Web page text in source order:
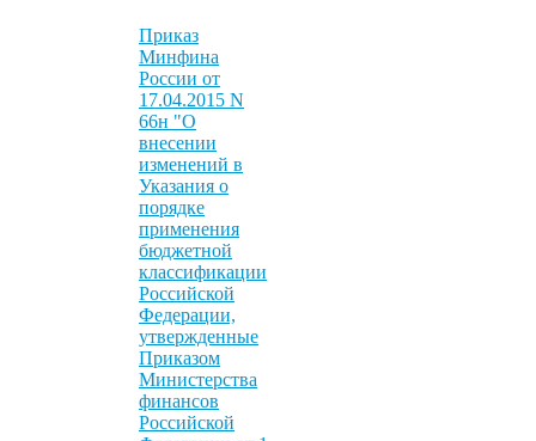
Приказ
Минфина
России от
17.04.2015 N
66н "О
внесении
изменений в
Указания о
порядке
применения
бюджетной
классификации
Российской
Федерации,
утвержденные
Приказом
Министерства
финансов
Российской